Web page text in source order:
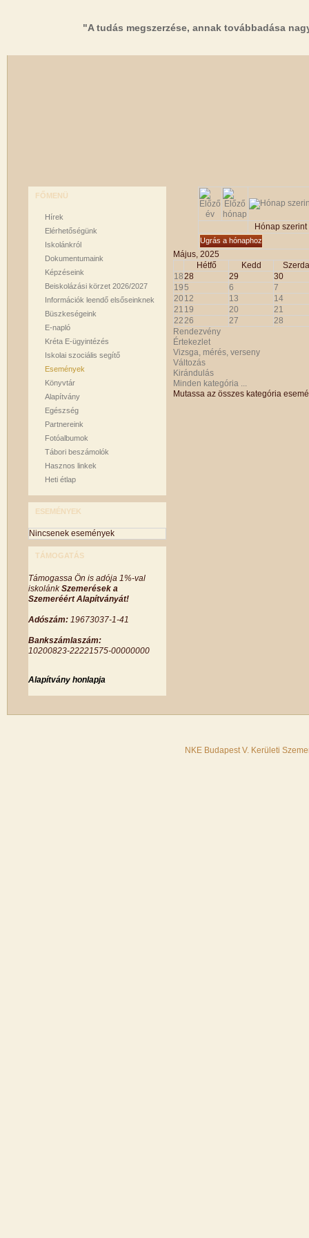
"A tudás megszerzése, annak továbbadása
FŐMENÜ
Hírek
Elérhetőségünk
Iskolánkról
Dokumentumaink
Képzéseink
Beiskolázási körzet 2026/2027
Információk leendő elsőseinknek
Büszkeségeink
E-napló
Kréta E-ügyintézés
Iskolai szociális segítő
Események
Könyvtár
Alapítvány
Egészség
Partnereink
Fotóalbumok
Tábori beszámolók
Hasznos linkek
Heti étlap
ESEMÉNYEK
Nincsenek események
TÁMOGATÁS
Támogassa Ön is adója 1%-val
iskolánkSzemerések a
Szemeréért Alapítványát!
Adószám: 19673037-1-41
Bankszámlaszám:
10200823-22221575-00000000
Alapítvány honlapja
Hónap szerint
Ugrás a hónaphoz
Május, 2025
Hétfő
Kedd
Szerda
1828 29
30
195 6
7
20 12 13
14
21 19 20
21
2226 27
28
Rendezvény
Értekezlet
Vizsga, mérés, verseny
Változás
Kirándulás
Minden kategória ...
Mutassa az összes kategória
NKE Budapest V. Kerületi